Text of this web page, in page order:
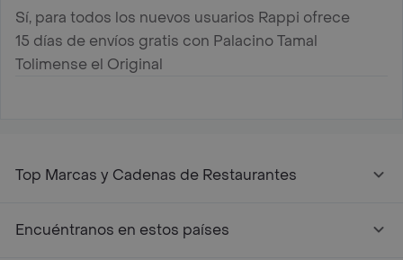
Sí, para todos los nuevos usuarios Rappi ofrece
15 días de envíos gratis con Palacino Tamal
Tolimense el Original
Top Marcas y Cadenas de Restaurantes
Encuéntranos en estos países